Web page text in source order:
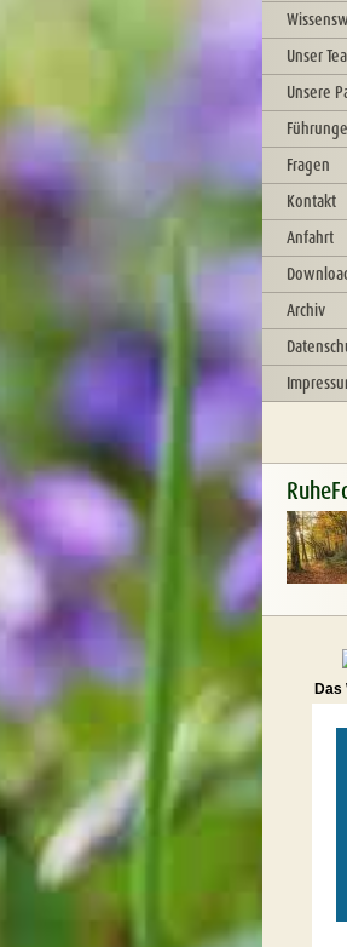
Unser
Unsere
Fragen
Kontakt
Anfahrt
Archiv